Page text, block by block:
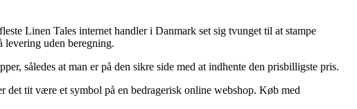
Linen Tales internet handler i Danmark set sig tvunget til at stampe
levering uden beregning.
således at man er på den sikre side med at indhente den prisbilligste pris.
det tit være et symbol på en bedragerisk online webshop. Køb med